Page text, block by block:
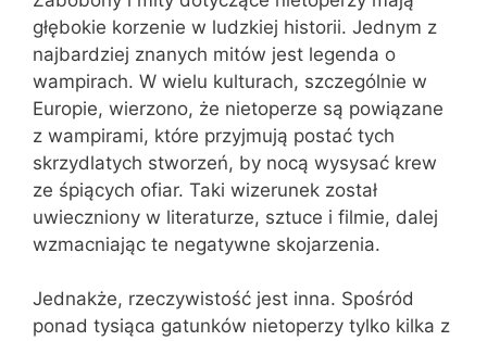
głębokie korzenie w ludzkiej historii. Jednym z
najbardziej znanych mitów jest legenda o
wampirach. W wielu kulturach, szczególnie w
Europie, wierzono, że nietoperze są powiązane
z wampirami, które przyjmują postać tych
skrzydlatych stworzeń, by nocą wysysać krew
ze śpiących ofiar. Taki wizerunek został
uwieczniony w literaturze, sztuce i filmie, dalej
wzmacniając te negatywne skojarzenia.
Jednakże, rzeczywistość jest inna. Spośród
ponad tysiąca gatunków nietoperzy tylko kilka z